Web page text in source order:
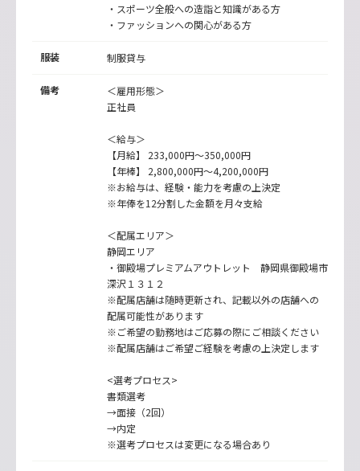
・スポーツ全般への造詣と知識がある方
・ファッションへの関心がある方
服装 制服貸与
備考
＜雇用形態＞
正社員
＜給与＞
【月給】 233,000円～350,000円
【年棒】 2,800,000円～4,200,000円
※お給与は、経験・能力を考慮の上決定
※年俸を12分割した金額を月々支給
＜配属エリア＞
静岡エリア
・御殿場プレミアムアウトレット 静岡県御殿場市
深沢１３１２
※配属店舗は随時更新され、記載以外の店舗への
配属可能性があります
※ご希望の勤務地はご応募の際にご相談ください
※配属店舗はご希望ご経験を考慮の上決定します
<選考プロセス>
書類選考
→面接（2回）
→内定
※選考プロセスは変更になる場合あり